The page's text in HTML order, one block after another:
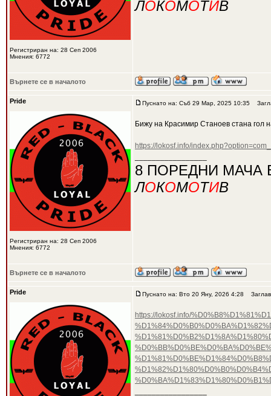
Регистриран на: 28 Сеп 2006
Мнения: 6772
ЛОКОМОТИВ
Върнете се в началото
Pride
Регистриран на: 28 Сеп 2006
Мнения: 6772
Пуснато на: Съб 29 Мар, 2025 10:35
Бижу на Красимир Станоев стана гол
https://lokosf.info/
8 ПОРЕДНИ МАЧА
ЛОКОМОТИВ
Върнете се в началото
Pride Пуснато на: Вто 20 Яну, 2026 4:28
https://lokosf.info/